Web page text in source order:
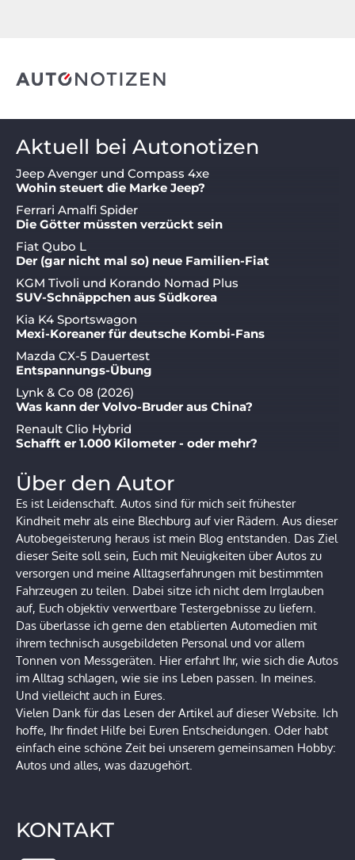
Aktuell bei Autonotizen
Jeep Avenger und Compass 4xe
Wohin steuert die Marke Jeep?
Ferrari Amalfi Spider
Die Götter müssten verzückt sein
Fiat Qubo L
Der (gar nicht mal so) neue Familien-Fiat
KGM Tivoli und Korando Nomad Plus
SUV-Schnäppchen aus Südkorea
Kia K4 Sportswagon
Mexi-Koreaner für deutsche Kombi-Fans
Mazda CX-5 Dauertest
Entspannungs-Übung
Lynk & Co 08 (2026)
Was kann der Volvo-Bruder aus China?
Renault Clio Hybrid
Schafft er 1.000 Kilometer - oder mehr?
Über den Autor
Es ist Leidenschaft. Autos sind für mich seit frühester
Kindheit mehr als eine Blechburg auf vier Rädern. Aus dieser
Autobegeisterung heraus ist mein Blog entstanden. Das Ziel
dieser Seite soll sein, Euch mit Neuigkeiten über Autos zu
versorgen und meine Alltagserfahrungen mit bestimmten
Fahrzeugen zu teilen. Dabei sitze ich nicht dem Irrglauben
auf, Euch objektiv verwertbare Testergebnisse zu liefern.
Das überlasse ich gerne den etablierten Automedien mit
ihrem technisch ausgebildeten Personal und vor allem
Tonnen von Messgeräten. Hier erfahrt Ihr, wie sich die Autos
im Alltag schlagen, wie sie ins Leben passen. In meines.
Und vielleicht auch in Eures.
Vielen Dank für das Lesen der Artikel auf dieser Website. Ich
hoffe, Ihr findet Hilfe bei Euren Entscheidungen. Oder habt
einfach eine schöne Zeit bei unserem gemeinsamen Hobby:
Autos und alles, was dazugehört.
KONTAKT